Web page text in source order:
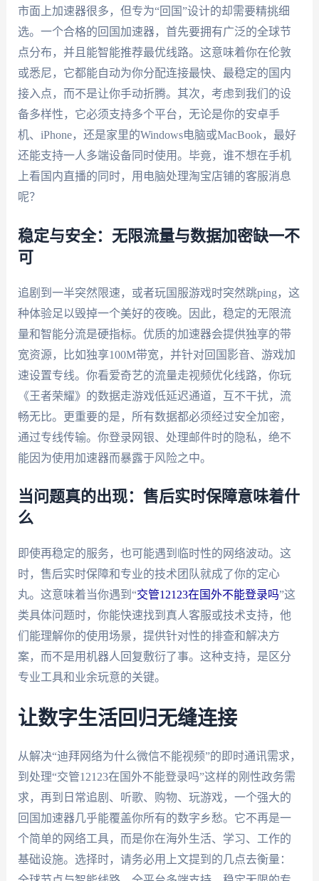
市面上加速器很多，但专为“回国”设计的却需要精挑细
选。一个合格的回国加速器，首先要拥有广泛的全球节
点分布，并且能智能推荐最优线路。这意味着你在伦敦
或悉尼，它都能自动为你分配连接最快、最稳定的国内
接入点，而不是让你手动折腾。其次，考虑到我们的设
备多样性，它必须支持多个平台，无论是你的安卓手
机、iPhone，还是家里的Windows电脑或MacBook，最好
还能支持一人多端设备同时使用。毕竟，谁不想在手机
上看国内直播的同时，用电脑处理淘宝店铺的客服消息
呢？
稳定与安全：无限流量与数据加密缺一不
可
追剧到一半突然限速，或者玩国服游戏时突然跳ping，这
种体验足以毁掉一个美好的夜晚。因此，稳定的无限流
量和智能分流是硬指标。优质的加速器会提供独享的带
宽资源，比如独享100M带宽，并针对回国影音、游戏加
速设置专线。你看爱奇艺的流量走视频优化线路，你玩
《王者荣耀》的数据走游戏低延迟通道，互不干扰，流
畅无比。更重要的是，所有数据都必须经过安全加密，
通过专线传输。你登录网银、处理邮件时的隐私，绝不
能因为使用加速器而暴露于风险之中。
当问题真的出现：售后实时保障意味着什
么
即使再稳定的服务，也可能遇到临时性的网络波动。这
时，售后实时保障和专业的技术团队就成了你的定心
丸。这意味着当你遇到“交管12123在国外不能登录吗”这
类具体问题时，你能快速找到真人客服或技术支持，他
们能理解你的使用场景，提供针对性的排查和解决方
案，而不是用机器人回复敷衍了事。这种支持，是区分
专业工具和业余玩意的关键。
让数字生活回归无缝连接
从解决“迪拜网络为什么微信不能视频”的即时通讯需求，
到处理“交管12123在国外不能登录吗”这样的刚性政务需
求，再到日常追剧、听歌、购物、玩游戏，一个强大的
回国加速器几乎能覆盖你所有的数字乡愁。它不再是一
个简单的网络工具，而是你在海外生活、学习、工作的
基础设施。选择时，请务必用上文提到的几点去衡量：